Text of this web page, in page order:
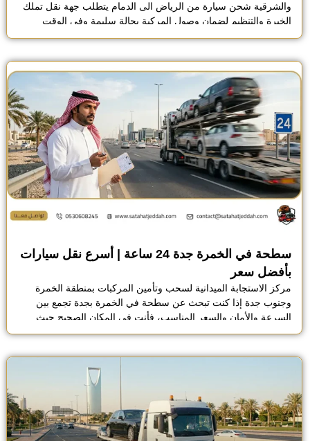
والشرقية شحن سيارة من الرياض الى الدمام يتطلب جهة نقل تملك
الخبرة والتنظيم لضمان وصول المركبة بحالة سليمة وفي الوقت
المحدد. توفر شركة الوفاء حلول شحن بري تعتمد على سطحات
كانت خاصة أو فاخرة أو جديدة. […]
سطحة في الخمرة جدة 24 ساعة | أسرع نقل سيارات
بأفضل سعر
مركز الاستجابة الميدانية لسحب وتأمين المركبات بمنطقة الخمرة
وجنوب جدة إذا كنت تبحث عن سطحة في الخمرة بجدة تجمع بين
السرعة والأمان والسعر المناسب، فأنت في المكان الصحيح حيث
تقدم شركة الصقر للنقليات خدمة نقل سيارات متكاملة تعمل على
وتحتاج إلى إنقاذ سريع، أو ترغب […]